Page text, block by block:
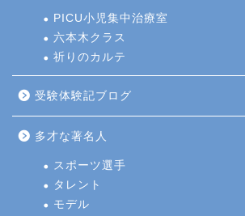
PICU小児集中治療室
六本木クラス
祈りのカルテ
受験体験記ブログ
多才な著名人
スポーツ選手
タレント
モデル